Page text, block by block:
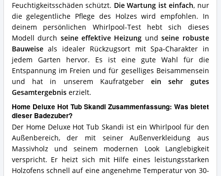
Feuchtigkeitsschäden schützt. Die Wartung ist einfach, nur
die gelegentliche Pflege des Holzes wird empfohlen. In
deinem persönlichen Whirlpool-Test hebt sich dieses
Modell durch seine effektive Heizung undseine robuste
Bauweiseals idealer Rückzugsort mit Spa-Charakter in
jedem Garten hervor. Es ist eine gute Wahl für die
Entspannung im Freien und für geselliges Beisammensein
und hat in unserem Kaufratgeberein sehr gutes
Gesamtergebniserzielt.
Home Deluxe Hot Tub Skandi Zusammenfassung: Was bietet
dieser Badezuber?
Der Home Deluxe Hot Tub Skandi ist ein Whirlpool für den
Außenbereich, der mit seiner Außenverkleidung aus
Massivholz und seinem modernen Look Langlebigkeit
verspricht. Er heizt sich mit Hilfe eines leistungsstarken
Holzofens schnell auf eine angenehme Temperatur von 30-